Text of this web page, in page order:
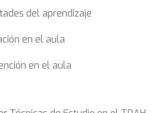
del aprendizaje
en el aula
en el aula